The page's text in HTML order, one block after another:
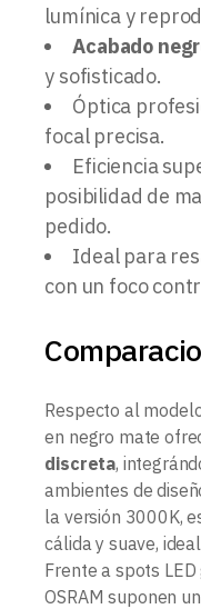
lumínica y
Acabado
y sofisticado.
Óptica
focal precisa.
Eficiencia
posibilidad de
pedido.
Ideal para
con un foco
Respecto al
en negro mate
discreta,
ambientes de
la versión 3000K,
cálida y suave,
Frente a spots
OSRAM suponen